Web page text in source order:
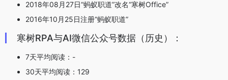
2018年08月27日“蚂蚁职道”改名“寒树Office”
2016年10月25日注册“蚂蚁职道”
寒树RPA与AI微信公众号数据（历史）：
7天平均阅读：-
30天平均阅读：129